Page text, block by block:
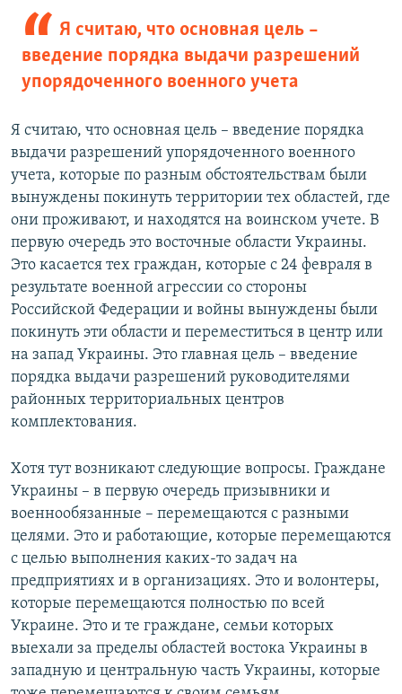
Я считаю, что основная цель –
введение порядка выдачи разрешений
упорядоченного военного учета
Я считаю, что основная цель – введение порядка
выдачи разрешений упорядоченного военного
учета, которые по разным обстоятельствам были
вынуждены покинуть территории тех областей, где
они проживают, и находятся на воинском учете. В
первую очередь это восточные области Украины.
Это касается тех граждан, которые с 24 февраля в
результате военной агрессии со стороны
Российской Федерации и войны вынуждены были
покинуть эти области и переместиться в центр или
на запад Украины. Это главная цель – введение
порядка выдачи разрешений руководителями
районных территориальных центров
комплектования.
Хотя тут возникают следующие вопросы. Граждане
Украины – в первую очередь призывники и
военнообязанные – перемещаются с разными
целями. Это и работающие, которые перемещаются
с целью выполнения каких-то задач на
предприятиях и в организациях. Это и волонтеры,
которые перемещаются полностью по всей
Украине. Это и те граждане, семьи которых
выехали за пределы областей востока Украины в
западную и центральную часть Украины, которые